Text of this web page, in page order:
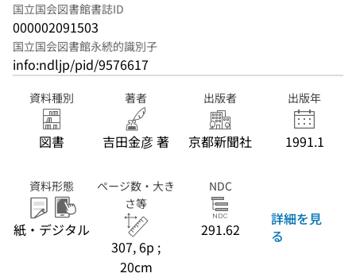
国立国会図書館書誌ID
000002091503
国立国会図書館永続的識別子
info:ndljp/pid/9576617
資料種別
図書
著者
吉田金彦 著
出版者
京都新聞社
出版年
1991.1
資料形態
紙・デジタル
ページ数・大き
さ等
307, 6p ;
20cm
NDC
291.62
詳細を見
る